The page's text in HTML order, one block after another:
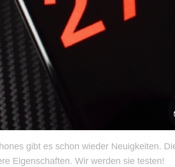
gibt es schon wieder Neuigkeiten.
Eigenschaften. Wir werden sie testen!